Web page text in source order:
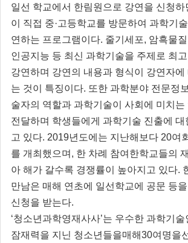
일선 학교에서 한림원으로 강연을 신청하
이 직접 중·고등학교를 방문하여 과학기
연하는 프로그램이다. 줄기세포, 암흑물
인공지능 등 최신 과학기술을 주제로 최
강연하며 강연의 내용과 형식이 강연자에
는 것이 특징이다. 또한 과학분야 전문정
술자의 역할과 과학기술이 사회에 미치는
전달하며 학생들에게 과학기술 진출에
고 있다. 2019년도에는 지난해보다 20여
를 개최했으며, 한 차례 참여한학교들의
아 해가 갈수록 경쟁률이 높아지고 있다.
만남은 매해 연초에 일선학교에 공문 등
신청을 받는다.
‘청소년과학영재사사’는 우수한 과학기
잠재력을 지닌 청소년들을매해30여명을